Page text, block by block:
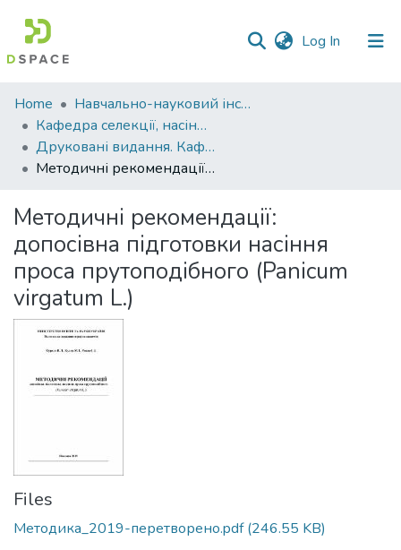
Log In (current)
Communities
&
Collections
All of DSpace
Statistics
Home
Навчально-науковий інститут агротехнологій, селекції та екології
Кафедра селекції, насінництва і генетики
Друковані видання. Кафедра селекції, насінництва і генетики
Методичні рекомендації: допосівна підготовки насіння проса прутоподібного (Panicum virgatum L.)
Методичні рекомендації:
допосівна підготовки насіння
проса прутоподібного (Panicum
virgatum L.)
Files
Методика_2019-перетворено.pdf(246.55 KB)